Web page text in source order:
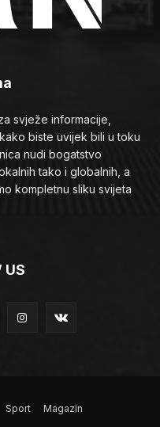
svježe informacije,
biste uvijek bili u toku
nudi bogatstvo
tako i globalnih, a
kompletnu sliku svijeta
US
Sport
Magazin